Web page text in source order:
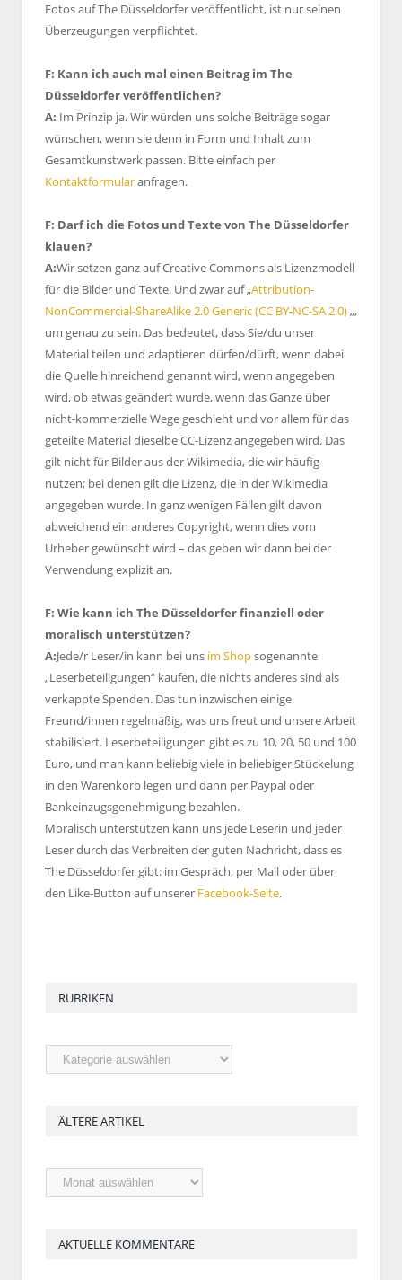
Fotos auf The Düsseldorfer veröffentlicht, ist nur seinen
Überzeugungen verpflichtet.
F: Kann ich auch mal einen Beitrag im The
Düsseldorfer veröffentlichen?
A: Im Prinzip ja. Wir würden uns solche Beiträge sogar
wünschen, wenn sie denn in Form und Inhalt zum
Gesamtkunstwerk passen. Bitte einfach per
Kontaktformularanfragen.
F: Darf ich die Fotos und Texte von The Düsseldorfer
klauen?
A:Wir setzen ganz auf Creative Commons als Lizenzmodell
für die Bilder und Texte. Und zwar auf „Attribution-
NonCommercial-ShareAlike 2.0 Generic (CC BY-NC-SA 2.0)„,
um genau zu sein. Das bedeutet, dass Sie/du unser
Material teilen und adaptieren dürfen/dürft, wenn dabei
die Quelle hinreichend genannt wird, wenn angegeben
wird, ob etwas geändert wurde, wenn das Ganze über
nicht-kommerzielle Wege geschieht und vor allem für das
geteilte Material dieselbe CC-Lizenz angegeben wird. Das
gilt nicht für Bilder aus der Wikimedia, die wir häufig
nutzen; bei denen gilt die Lizenz, die in der Wikimedia
angegeben wurde. In ganz wenigen Fällen gilt davon
abweichend ein anderes Copyright, wenn dies vom
Urheber gewünscht wird – das geben wir dann bei der
Verwendung explizit an.
F: Wie kann ich The Düsseldorfer finanziell oder
moralisch unterstützen?
A:Jede/r Leser/in kann bei uns im Shopsogenannte
„Leserbeteiligungen“ kaufen, die nichts anderes sind als
verkappte Spenden. Das tun inzwischen einige
Freund/innen regelmäßig, was uns freut und unsere Arbeit
stabilisiert. Leserbeteiligungen gibt es zu 10, 20, 50 und 100
Euro, und man kann beliebig viele in beliebiger Stückelung
in den Warenkorb legen und dann per Paypal oder
Bankeinzugsgenehmigung bezahlen.
Moralisch unterstützen kann uns jede Leserin und jeder
Leser durch das Verbreiten der guten Nachricht, dass es
The Düsseldorfer gibt: im Gespräch, per Mail oder über
den Like-Button auf unserer Facebook-Seite.
RUBRIKEN
Rubriken
ÄLTERE ARTIKEL
Ältere
Artikel
AKTUELLE KOMMENTARE